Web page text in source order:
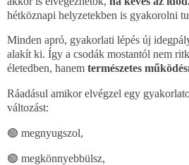
hétköznapi helyzetekben is gyakorolni
Minden apró, gyakorlati lépés új
alakít ki. Így a csodák mostantól nem
életedben, hanem természetes
Ráadásul amikor elvégzel egy
változást:
🟢 megnyugszol,
🟢 megkönnyebbülsz,